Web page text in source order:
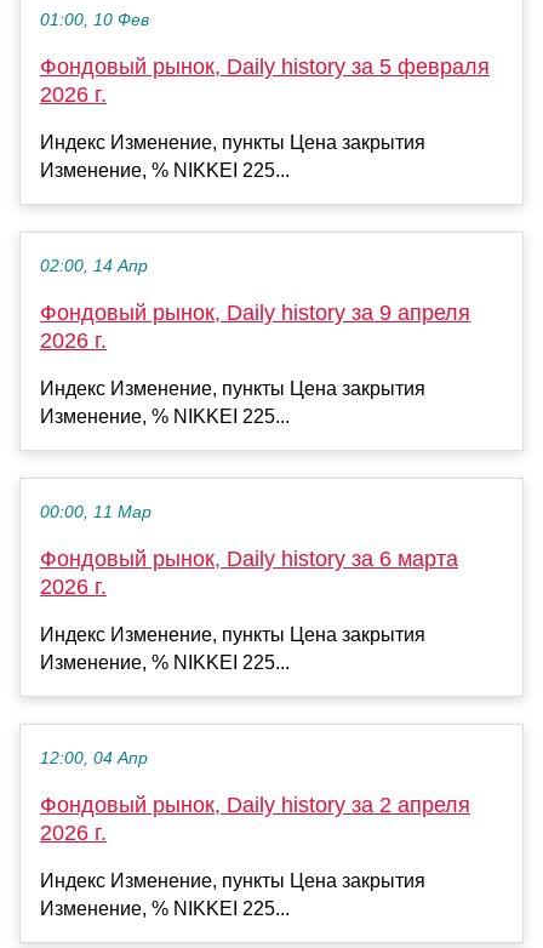
01:00, 10 Фев
Фондовый рынок, Daily history за 5 февраля
2026 г.
Индекс Изменение, пункты Цена закрытия
Изменение, % NIKKEI 225...
02:00, 14 Апр
Фондовый рынок, Daily history за 9 апреля
2026 г.
Индекс Изменение, пункты Цена закрытия
Изменение, % NIKKEI 225...
00:00, 11 Мар
Фондовый рынок, Daily history за 6 марта
2026 г.
Индекс Изменение, пункты Цена закрытия
Изменение, % NIKKEI 225...
12:00, 04 Апр
Фондовый рынок, Daily history за 2 апреля
2026 г.
Индекс Изменение, пункты Цена закрытия
Изменение, % NIKKEI 225...